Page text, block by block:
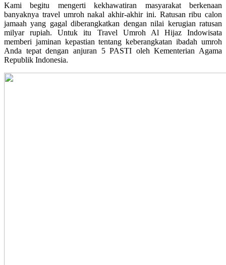
Kami begitu mengerti kekhawatiran masyarakat berkenaan
banyaknya travel umroh nakal akhir-akhir ini. Ratusan ribu calon
jamaah yang gagal diberangkatkan dengan nilai kerugian ratusan
milyar rupiah. Untuk itu Travel Umroh Al Hijaz Indowisata
memberi jaminan kepastian tentang keberangkatan ibadah umroh
Anda tepat dengan anjuran 5 PASTI oleh Kementerian Agama
Republik Indonesia.